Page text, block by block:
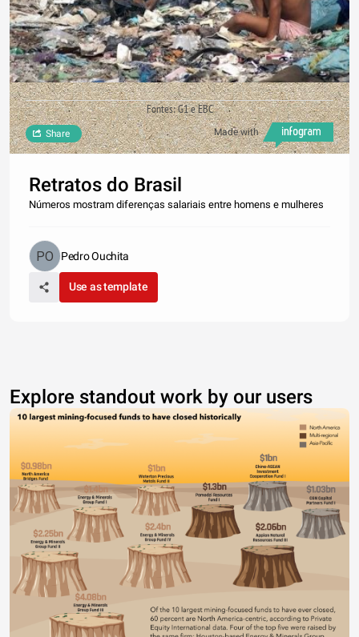
Fontes: G1 e EBC
Made with
Share
Retratos do Brasil
Números mostram diferenças salariais entre homens e mulheres
Pedro Ouchita
Use as template
Explore standout work by our users